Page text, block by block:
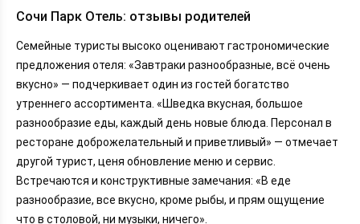
Сочи Парк Отель: отзывы родителей
Семейные туристы высоко оценивают гастрономические
предложения отеля: «Завтраки разнообразные, всё очень
вкусно» — подчеркивает один из гостей богатство
утреннего ассортимента. «Шведка вкусная, большое
разнообразие еды, каждый день новые блюда. Персонал в
ресторане доброжелательный и приветливый» — отмечает
другой турист, ценя обновление меню и сервис.
Встречаются и конструктивные замечания: «В еде
разнообразие, все вкусно, кроме рыбы, и прям ощущение
что в столовой, ни музыки, ничего».